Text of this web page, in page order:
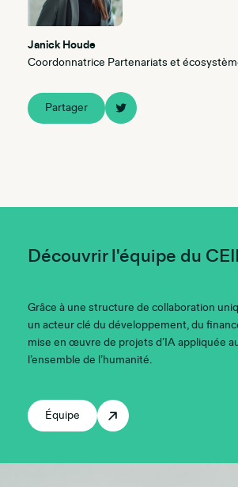
Janick Houde
Coordonnatrice Partenariats et
Partager
Découvrir l'équipe du
Grâce à une structure de collaboration
un acteur clé du développement, du
mise en œuvre de projets d’IA appliquée
l’ensemble de l’humanité.
Équipe